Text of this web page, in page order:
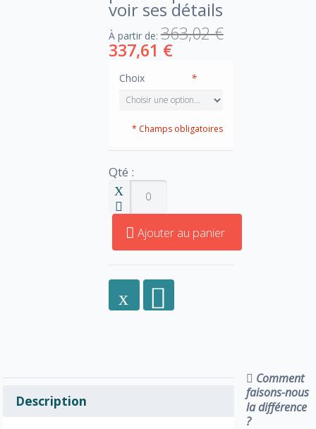
voir ses détails
À partir de: 363,02 €
337,61 €
*
Choix
* Champs obligatoires
Qté :
Ajouter au panier
Description
Comment
faisons-nous
la différence
?